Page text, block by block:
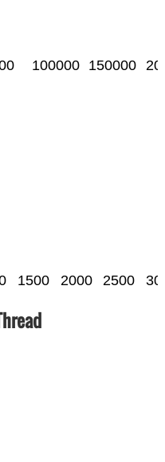
100000 150000
1500 2000 2500